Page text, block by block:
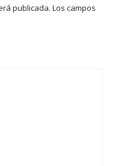
publicada. Los campos